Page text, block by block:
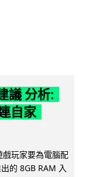
議 分析:
自家
玩家要為電腦配
的 8GB RAM 入